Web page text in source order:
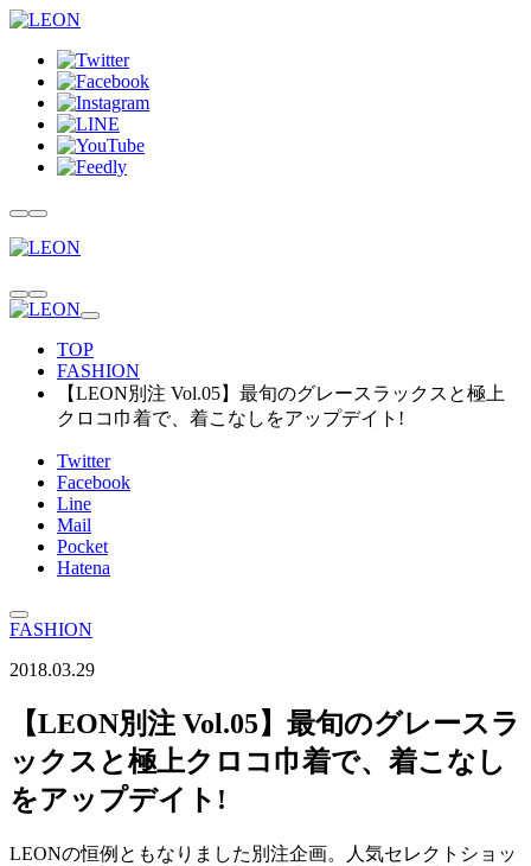
TOP
FASHION
【LEON別注 Vol.05】最旬のグレースラックスと極上
クロコ巾着で、着こなしをアップデイト!
Twitter
Facebook
Line
Mail
Pocket
Hatena
FASHION
2018.03.29
【LEON別注 Vol.05】最旬のグレースラ
ックスと極上クロコ巾着で、着こなし
をアップデイト!
LEONの恒例ともなりました別注企画。人気セレクトショッ